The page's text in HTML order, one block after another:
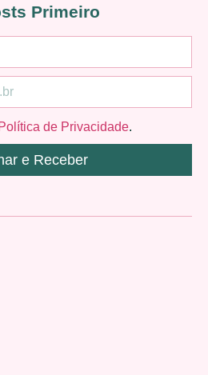
Primeiro
Política de Privacidade.
e Receber